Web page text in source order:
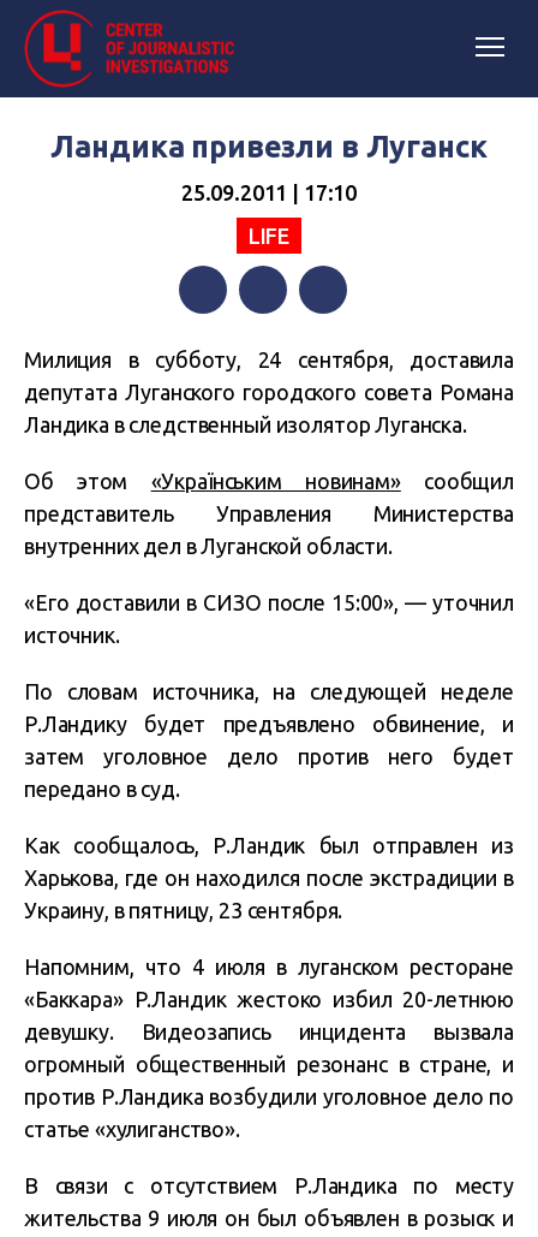
Ландика привезли в Луганск
25.09.2011 | 17:10
LIFE
Милиция в субботу, 24 сентября, доставила
депутата Луганского городского совета Романа
Ландика в следственный изолятор Луганска.
Об этом «Українським новинам»сообщил
представитель Управления Министерства
внутренних дел в Луганской области.
«Его доставили в СИЗО после 15:00», — уточнил
источник.
По словам источника, на следующей неделе
Р.Ландику будет предъявлено обвинение, и
затем уголовное дело против него будет
передано в суд.
Как сообщалось, Р.Ландик был отправлен из
Харькова, где он находился после экстрадиции в
Украину, в пятницу, 23 сентября.
Напомним, что 4 июля в луганском ресторане
«Баккара» Р.Ландик жестоко избил 20-летнюю
девушку. Видеозапись инцидента вызвала
огромный общественный резонанс в стране, и
против Р.Ландика возбудили уголовное дело по
статье «хулиганство».
В связи с отсутствием Р.Ландика по месту
жительства 9 июля он был объявлен в розыск и